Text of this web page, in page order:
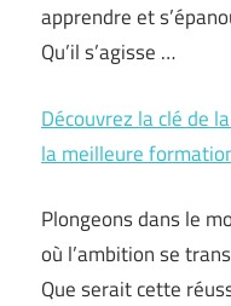
apprendre et
Qu’il s’agisse …
Découvrez la clé de
la meilleure
Plongeons dans le
où l’ambition se
Que serait cette